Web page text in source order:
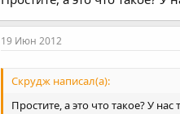
19 Июн 2012
Скрудж написал(а):
Простите, а это что такое? У